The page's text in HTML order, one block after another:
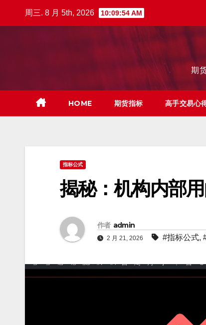
周三. 8 月 5th, 2026 10:09:55 AM
期
HOME 期货指标 高手交易心
指标公式
揭秘：机构内部
作者 admin
2 月 21, 2026 #指标公式,